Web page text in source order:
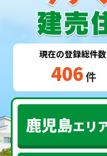
現在の登録総件数
406 件